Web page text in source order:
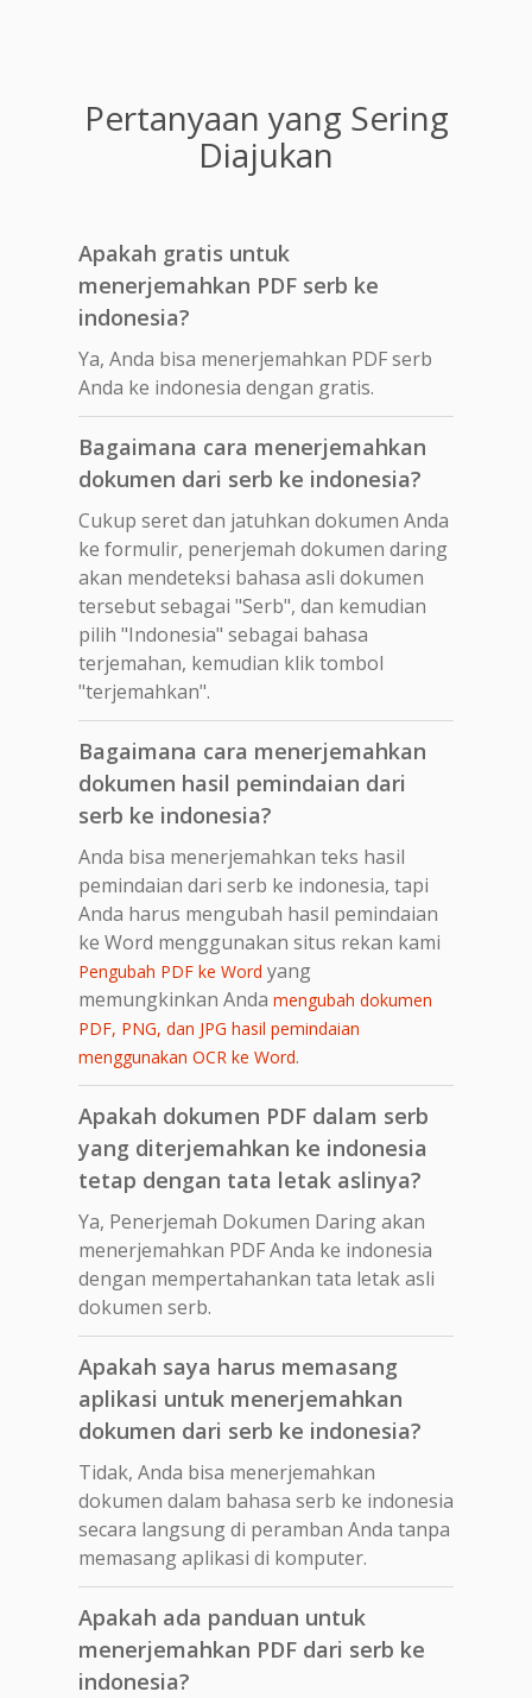
Pertanyaan yang Sering
Diajukan
Apakah gratis untuk
menerjemahkan PDF serb ke
indonesia?
Ya, Anda bisa menerjemahkan PDF serb
Anda ke indonesia dengan gratis.
Bagaimana cara menerjemahkan
dokumen dari serb ke indonesia?
Cukup seret dan jatuhkan dokumen Anda
ke formulir, penerjemah dokumen daring
akan mendeteksi bahasa asli dokumen
tersebut sebagai "Serb", dan kemudian
pilih "Indonesia" sebagai bahasa
terjemahan, kemudian klik tombol
"terjemahkan".
Bagaimana cara menerjemahkan
dokumen hasil pemindaian dari
serb ke indonesia?
Anda bisa menerjemahkan teks hasil
pemindaian dari serb ke indonesia, tapi
Anda harus mengubah hasil pemindaian
ke Word menggunakan situs rekan kami
Pengubah PDF ke Word yang
memungkinkan Anda mengubah dokumen
PDF, PNG, dan JPG hasil pemindaian
menggunakan OCR ke Word.
Apakah dokumen PDF dalam serb
yang diterjemahkan ke indonesia
tetap dengan tata letak aslinya?
Ya, Penerjemah Dokumen Daring akan
menerjemahkan PDF Anda ke indonesia
dengan mempertahankan tata letak asli
dokumen serb.
Apakah saya harus memasang
aplikasi untuk menerjemahkan
dokumen dari serb ke indonesia?
Tidak, Anda bisa menerjemahkan
dokumen dalam bahasa serb ke indonesia
secara langsung di peramban Anda tanpa
memasang aplikasi di komputer.
Apakah ada panduan untuk
menerjemahkan PDF dari serb ke
indonesia?